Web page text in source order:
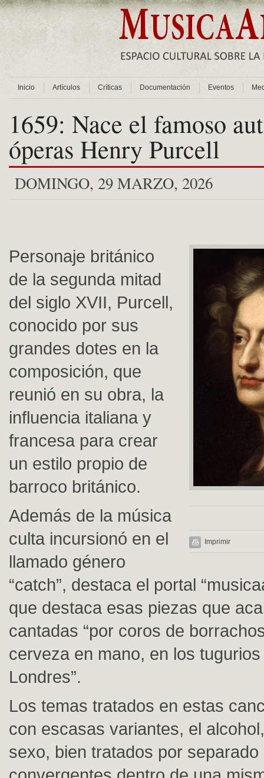
Inicio Artículos Críticas Documentación Eventos
1659: Nace el famoso
óperas Henry Purcell
DOMINGO, 29 MARZO, 2026
Imprimir
Personaje británico
de la segunda mitad
del siglo XVII, Purcell,
conocido por sus
grandes dotes en la
composición, que
reunió en su obra, la
influencia italiana y
francesa para crear
un estilo propio de
barroco británico.
Además de la música
culta incursionó en el
llamado género
“catch”, destaca el portal
que destaca esas piezas que
cantadas “por coros de
cerveza en mano, en los
Londres”.
Los temas tratados en estas
con escasas variantes, el
sexo, bien tratados por separado